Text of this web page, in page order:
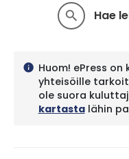
search Hae
info Huom! ePress
yhteisöille
ole suora
kartastalähin